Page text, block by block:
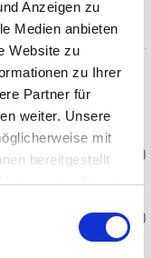
Anzeigen zu
Medien anbieten
Website zu
zu Ihrer
Partner für
weiter. Unsere
mit
bereitgestellt
der Dienste
nutzen.
und Edutainment
Families oder
Zeichen von
TEGERNSEE
unsere Attraktionen
€37.00
€30.00